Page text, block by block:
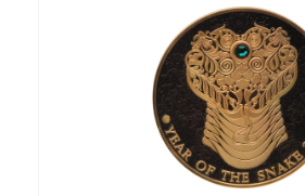
Цена выкупа
Звоните